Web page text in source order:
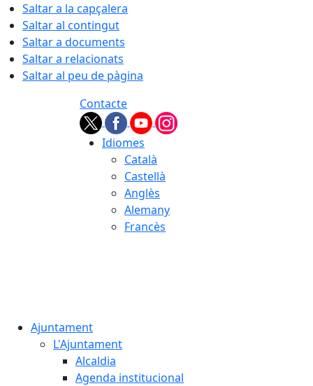
Saltar a la capçalera
Saltar al contingut
Saltar a documents
Saltar a relacionats
Saltar al peu de pàgina
Contacte
Idiomes
Català
Castellà
Anglès
Alemany
Francès
Ajuntament
L'Ajuntament
Alcaldia
Agenda institucional